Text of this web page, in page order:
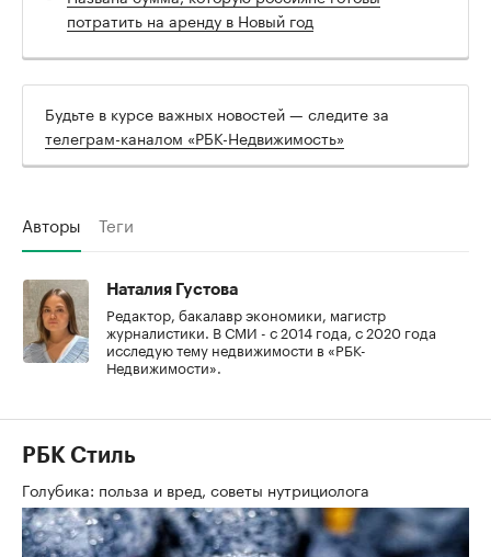
потратить на аренду в Новый год
Будьте в курсе важных новостей — следите за
телеграм-каналом «РБК-Недвижимость»
Авторы Теги
Наталия Густова
Редактор, бакалавр экономики, магистр
журналистики. В СМИ - с 2014 года, с 2020 года
исследую тему недвижимости в «РБК-
Недвижимости».
РБК Стиль
Голубика: польза и вред, советы нутрициолога